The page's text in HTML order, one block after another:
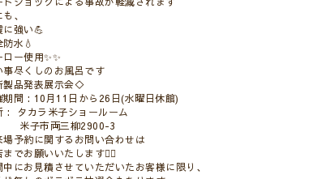
、⠀
強い💪⠀
水💧⠀
ー使用✨️✨️⠀
事尽くしのお風呂です⠀
品発表展示会◇⠀
期間 : 10月11日から26日(水曜日休館)⠀
: タカラ米子ショールーム⠀
子市両三柳2900-3⠀
場予約に関するお問い合わせは⠀
までお願いいたします🙇‍♀️⠀
中にお見積させていただいたお客様に限り、⠀